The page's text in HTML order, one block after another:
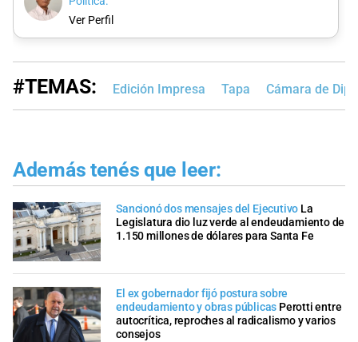
Ver Perfil
#TEMAS: Edición Impresa Tapa Cámara de
Además tenés que leer:
Sancionó dos mensajes del Ejecutivo La
Legislatura dio luz verde al endeudamiento de
1.150 millones de dólares para Santa Fe
El ex gobernador fijó postura sobre
endeudamiento y obras públicas Perotti entre
autocrítica, reproches al radicalismo y varios
consejos